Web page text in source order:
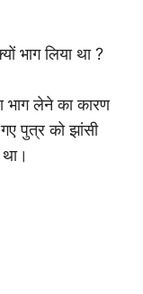
भाग लिया था ?
भाग लेने का कारण
पुत्र को झांसी